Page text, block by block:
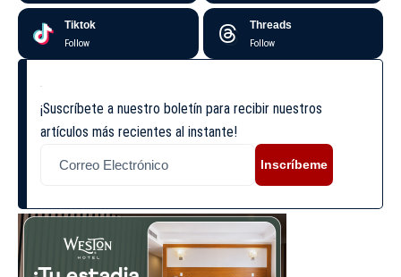
Tiktok
Follow
Threads
Follow
¡Suscríbete a nuestro boletín para recibir nuestros
artículos más recientes al instante!
Inscríbeme